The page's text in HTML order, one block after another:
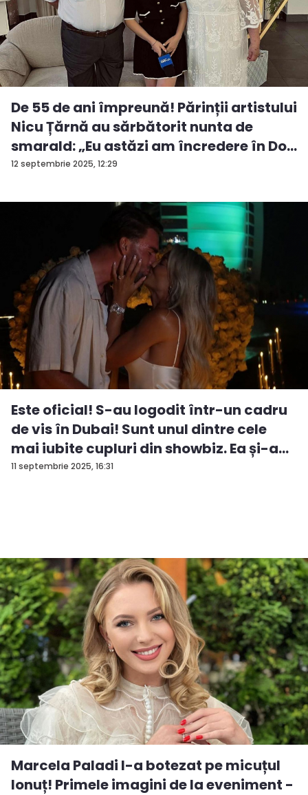
12 septembrie 2025, 12:29
De 55 de ani împreună! Părinții artistului
Nicu Țărnă au sărbătorit nunta de
smarald: „Eu astăzi am încredere în Do...
11 septembrie 2025, 16:31
Este oficial! S-au logodit într-un cadru
de vis în Dubai! Sunt unul dintre cele
mai iubite cupluri din showbiz. Ea și-a
e...
Marcela Paladi l-a botezat pe micuțul
Ionuț! Primele imagini de la eveniment -